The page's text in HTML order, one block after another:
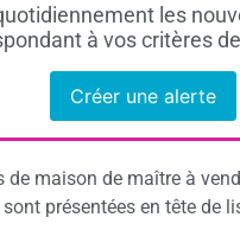
les
à vos critères
Créer une alerte
de maison de maître à
présentées en tête de